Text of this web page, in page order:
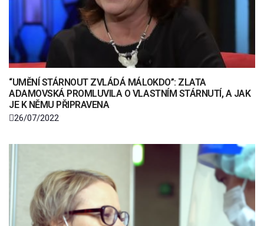
“UMĚNÍ STÁRNOUT ZVLÁDÁ MÁLOKDO”: ZLATA
ADAMOVSKÁ PROMLUVILA O VLASTNÍM STÁRNUTÍ, A JAK
JE K NĚMU PŘIPRAVENA
26/07/2022